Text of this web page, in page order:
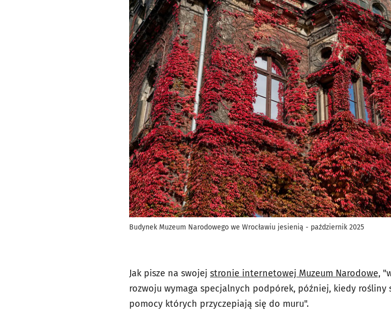
Budynek Muzeum Narodowego we Wrocławiu jesienią - październik 2025
Jak pisze na swojej stronie internetowej Muzeum Narodowe,
rozwoju wymaga specjalnych podpórek, później, kiedy rośliny
pomocy których przyczepiają się do muru".